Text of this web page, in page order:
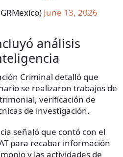
June 13, 2026
análisis
Criminal detalló que
se realizaron trabajos de
verificación de
de investigación.
señaló que contó con el
para recabar información
y las actividades de